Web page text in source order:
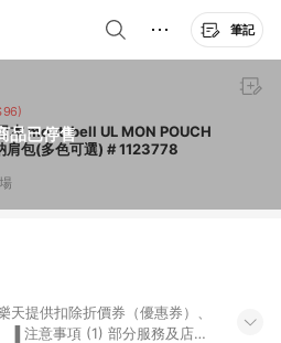
筆記
品已停售
本 mont-bell UL MON POUCH
肩包(多色可選) # 1123778